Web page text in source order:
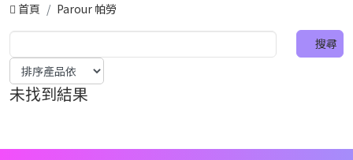
首頁 Parour 帕勞
未找到結果